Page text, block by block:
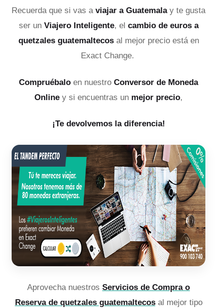
Recuerda que si vas a viajar a Guatemala y te gusta
ser un Viajero Inteligente, el cambio de euros a
quetzales guatemaltecos al mejor precio está en
Exact Change.
Compruébalo en nuestro Conversor de Moneda
Online y si encuentras un mejor precio,
¡Te devolvemos la diferencia!
Aprovecha nuestros Servicios de Compra o
Reserva de quetzales guatemaltecos al mejor tipo